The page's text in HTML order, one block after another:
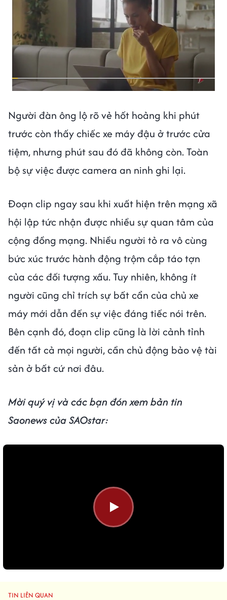
Người đàn ông lộ rõ vẻ hốt hoảng khi phút
trước còn thấy chiếc xe máy đậu ở trước cửa
tiệm, nhưng phút sau đó đã không còn. Toàn
bộ sự việc được camera an ninh ghi lại.
Đoạn clip ngay sau khi xuất hiện trên mạng xã
hội lập tức nhận được nhiều sự quan tâm của
cộng đồng mạng. Nhiều người tỏ ra vô cùng
bức xúc trước hành động trộm cắp táo tợn
của các đối tượng xấu. Tuy nhiên, không ít
người cũng chỉ trích sự bất cẩn của chủ xe
máy mới dẫn đến sự việc đáng tiếc nói trên.
Bên cạnh đó, đoạn clip cũng là lời cảnh tỉnh
đến tất cả mọi người, cần chủ động bảo vệ tài
sản ở bất cứ nơi đâu.
Mời quý vị và các bạn đón xem bản tin
Saonews của SAOstar:
TIN LIÊN QUAN